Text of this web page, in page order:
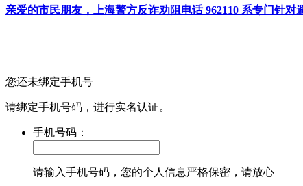
亲爱的市民朋友，上海警方反诈劝阻电话 962110 系专门针
您还未绑定手机号
请绑定手机号码，进行实名认证。
手机号码：
请输入手机号码，您的个人信息严格保密，请放心